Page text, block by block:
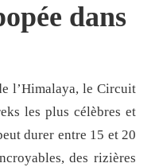
dans
l’Himalaya, le Circuit
les plus célèbres et
durer entre 15 et 20
des rizières